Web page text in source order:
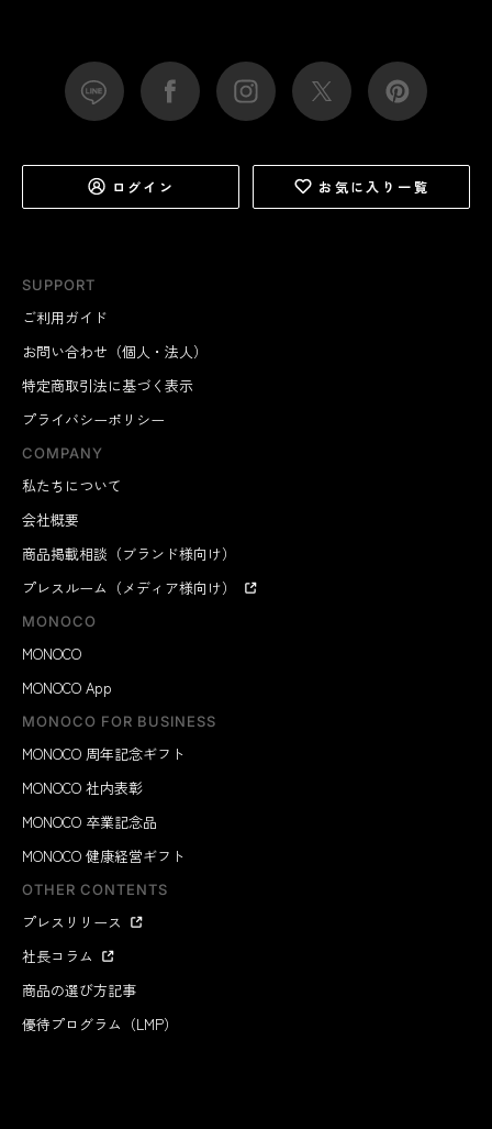
SUPPORT
ご利用ガイド
お問い合わせ（個人・法人）
特定商取引法に基づく表示
プライバシーポリシー
COMPANY
私たちについて
会社概要
商品掲載相談（ブランド様向け）
プレスルーム（メディア様向け）
MONOCO
MONOCO
MONOCO App
MONOCO FOR BUSINESS
MONOCO 周年記念ギフト
MONOCO 社内表彰
MONOCO 卒業記念品
MONOCO 健康経営ギフト
OTHER CONTENTS
プレスリリース
社長コラム
商品の選び方記事
優待プログラム（LMP）
ログイン お気に入り一覧